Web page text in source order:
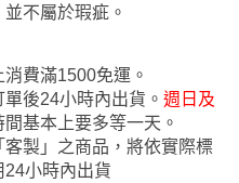
不屬於瑕疵。
費滿1500免運。
後24小時內出貨。 週日及
間基本上要多等一天。
製」之商品，將依實際標
小時內出貨